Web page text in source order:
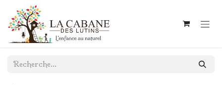
Se rendre au contenu